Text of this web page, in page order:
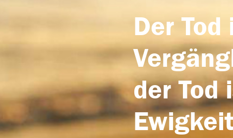
Der
der Tod